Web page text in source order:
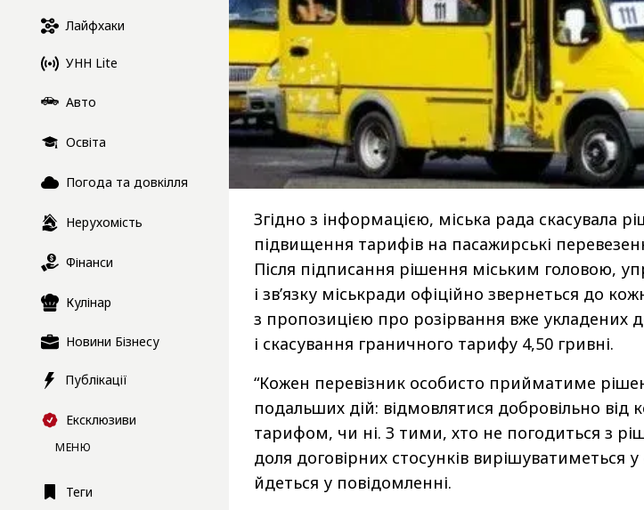
Лайфхаки
УНН Lite
Авто
Освіта
Погода та довкілля
Нерухомість
Фінанси
Кулінар
Новини Бізнесу
Публікації
Ексклюзиви
МЕНЮ
Теги
Згідно з інформацією, міська рада скасувала
підвищення тарифів на пасажирські
Після підписання рішення міським головою,
і зв’язку міськради офіційно звернеться до
з пропозицією про розірвання вже укладених
і скасування граничного тарифу 4,50 гривні.
“Кожен перевізник особисто прийматиме
подальших дій: відмовлятися добровільно від
тарифом, чи ні. З тими, хто не погодиться з
доля договірних стосунків вирішуватиметься
йдеться у повідомленні.